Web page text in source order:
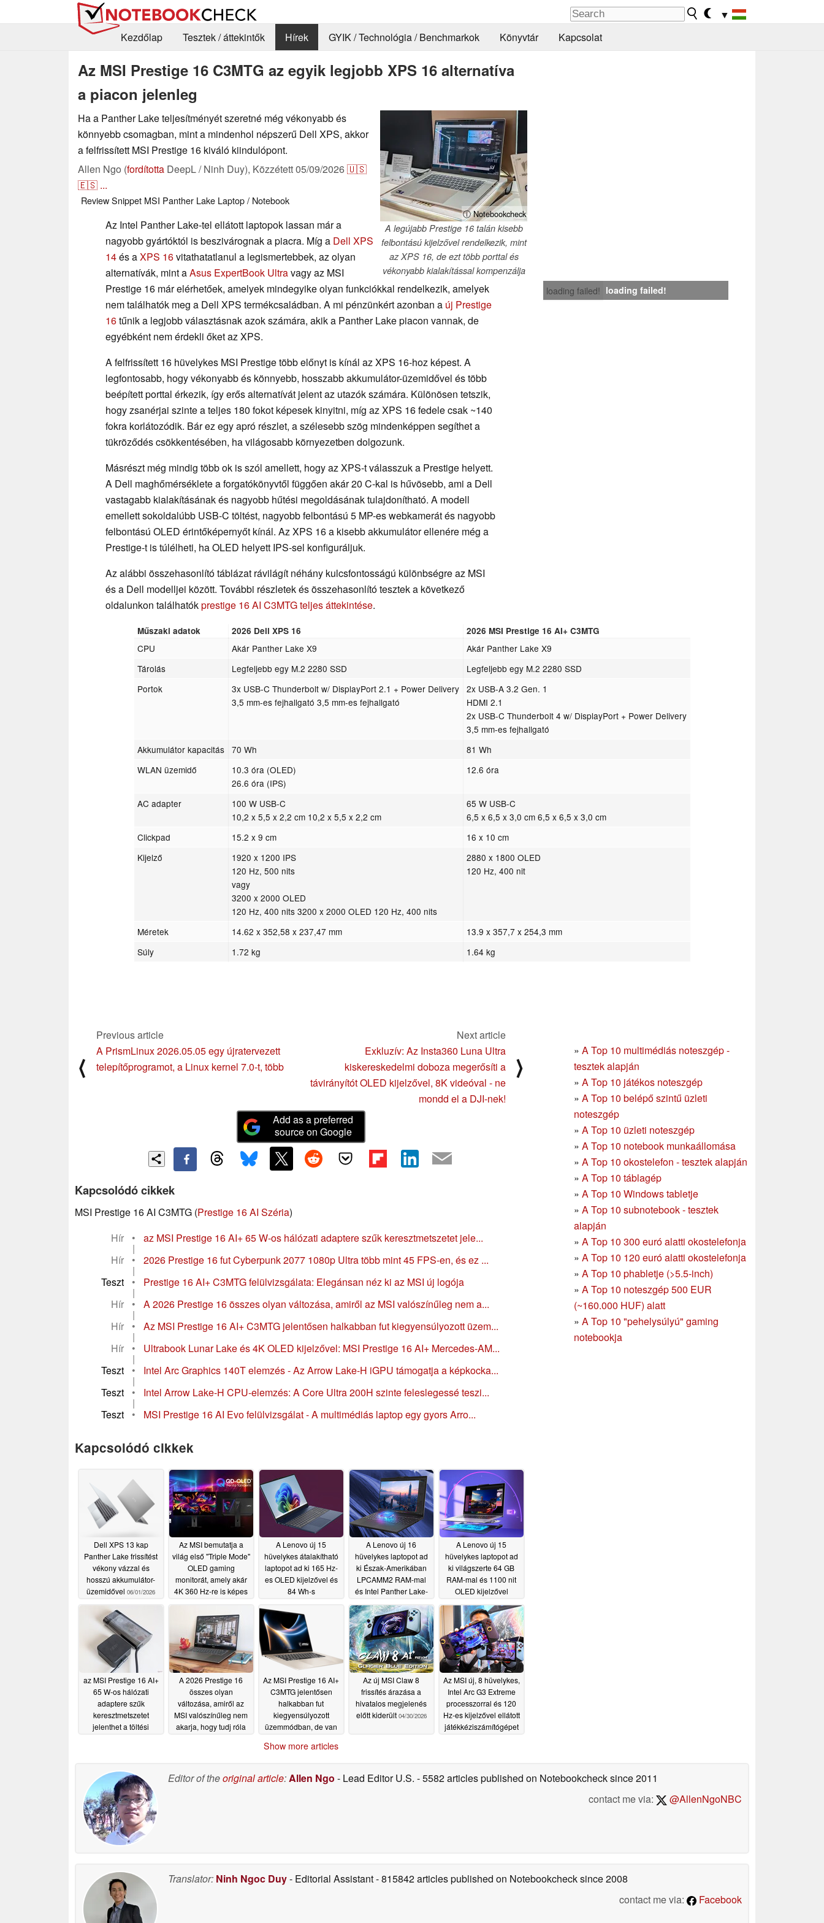
▼
Kezdőlap
Tesztek / áttekintők Hírek GYIK / Technológia / Benchmarkok Könyvtár Kapcsolat
Az MSI Prestige 16 C3MTG az egyik legjobb XPS 16 alternatíva
a piacon jelenleg
ⓘ Notebookcheck
A legújabb Prestige 16 talán kisebb
felbontású kijelzővel rendelkezik, mint
az XPS 16, de ezt több porttal és
vékonyabb kialakítással kompenzálja
Ha a Panther Lake teljesítményét szeretné még vékonyabb és
könnyebb csomagban, mint a mindenhol népszerű Dell XPS, akkor
a felfrissített MSI Prestige 16 kiváló kiindulópont.
Allen Ngo (fordította DeepL / Ninh Duy), Közzétett05/09/2026🇺🇸
🇪🇸 ...
Review Snippet MSI Panther Lake Laptop / Notebook
loading failed! loading failed!
Az Intel Panther Lake-tel ellátott laptopok lassan már a
nagyobb gyártóktól is beszivárognak a piacra. Míg a Dell XPS
14és aXPS 16vitathatatlanul a legismertebbek, az olyan
alternatívák, mint aAsus ExpertBook Ultravagy az MSI
Prestige 16 már elérhetőek, amelyek mindegyike olyan funkciókkal rendelkezik, amelyek
nem találhatók meg a Dell XPS termékcsaládban. A mi pénzünkért azonban a új Prestige
16tűnik a legjobb választásnak azok számára, akik a Panther Lake piacon vannak, de
egyébként nem érdekli őket az XPS.
A felfrissített 16 hüvelykes MSI Prestige több előnyt is kínál az XPS 16-hoz képest. A
legfontosabb, hogy vékonyabb és könnyebb, hosszabb akkumulátor-üzemidővel és több
beépített porttal érkezik, így erős alternatívát jelent az utazók számára. Különösen tetszik,
hogy zsanérjai szinte a teljes 180 fokot képesek kinyitni, míg az XPS 16 fedele csak ~140
fokra korlátozódik. Bár ez egy apró részlet, a szélesebb szög mindenképpen segíthet a
tükröződés csökkentésében, ha világosabb környezetben dolgozunk.
Másrészt még mindig több ok is szól amellett, hogy az XPS-t válasszuk a Prestige helyett.
A Dell maghőmérséklete a forgatókönyvtől függően akár 20 C-kal is hűvösebb, ami a Dell
vastagabb kialakításának és nagyobb hűtési megoldásának tulajdonítható. A modell
emellett sokoldalúbb USB-C töltést, nagyobb felbontású 5 MP-es webkamerát és nagyobb
felbontású OLED érintőképernyőt kínál. Az XPS 16 a kisebb akkumulátor ellenére még a
Prestige-t is túlélheti, ha OLED helyett IPS-sel konfiguráljuk.
Az alábbi összehasonlító táblázat rávilágít néhány kulcsfontosságú különbségre az MSI
és a Dell modelljei között. További részletek és összehasonlító tesztek a következő
oldalunkon találhatókprestige 16 AI C3MTG teljes áttekintése.
Műszaki adatok 2026 Dell XPS 16 2026 MSI Prestige 16 AI+ C3MTG
CPU Akár Panther Lake X9
Akár Panther Lake X9
Tárolás
Legfeljebb egy M.2 2280 SSD
Legfeljebb egy M.2 2280 SSD
Portok
3x USB-C Thunderbolt w/ DisplayPort 2.1 + Power Delivery
3,5 mm-es fejhallgató 3,5 mm-es fejhallgató
2x USB-A 3.2 Gen. 1
HDMI 2.1
2x USB-C Thunderbolt 4 w/ DisplayPort + Power Delivery
3,5 mm-es fejhallgató
Akkumulátor kapacitás
70 Wh
81 Wh
WLAN üzemidő
10.3 óra (OLED)
26.6 óra (IPS)
12.6 óra
AC adapter
100 W USB-C
10,2 x 5,5 x 2,2 cm 10,2 x 5,5 x 2,2 cm
65 W USB-C
6,5 x 6,5 x 3,0 cm 6,5 x 6,5 x 3,0 cm
Clickpad
15.2 x 9 cm
16 x 10 cm
Kijelző
1920 x 1200 IPS
120 Hz, 500 nits
vagy
3200 x 2000 OLED
120 Hz, 400 nits 3200 x 2000 OLED 120 Hz, 400 nits
2880 x 1800 OLED
120 Hz, 400 nit
Méretek 14.62 x 352,58 x 237,47 mm
13.9 x 357,7 x 254,3 mm
Súly
1.72 kg 1.64 kg
» A Top 10 multimédiás noteszgép -
tesztek alapján
» A Top 10 játékos noteszgép
» A Top 10 belépő szintű üzleti
noteszgép
» A Top 10 üzleti noteszgép
» A Top 10 notebook munkaállomása
» A Top 10 okostelefon - tesztek alapján
» A Top 10 táblagép
» A Top 10 Windows tabletje
» A Top 10 subnotebook - tesztek
alapján
» A Top 10 300 euró alatti okostelefonja
» A Top 10 120 euró alatti okostelefonja
» A Top 10 phabletje (>5.5-inch)
» A Top 10 noteszgép 500 EUR
(~160.000 HUF) alatt
» A Top 10 "pehelysúlyú" gaming
notebookja
⟨
Previous article
A PrismLinux 2026.05.05 egy újratervezett
telepítőprogramot, a Linux kernel 7.0-t, több
Next article
Exkluzív: Az Insta360 Luna Ultra
kiskereskedelmi doboza megerősíti a
távirányítót OLED kijelzővel, 8K videóval - ne
mondd el a DJI-nek!
⟩
Add as a preferred
source on Google
Kapcsolódó cikkek
MSI Prestige 16 AI C3MTG (Prestige 16 AI Széria)
Hír
• az MSI Prestige 16 AI+ 65 W-os hálózati adaptere szűk keresztmetszetet jele...
|
Hír
• 2026 Prestige 16 fut Cyberpunk 2077 1080p Ultra több mint 45 FPS-en, és ez ...
|
Teszt
• Prestige 16 AI+ C3MTG felülvizsgálata: Elegánsan néz ki az MSI új logója
|
Hír
• A 2026 Prestige 16 összes olyan változása, amiről az MSI valószínűleg nem a...
|
Hír
• Az MSI Prestige 16 AI+ C3MTG jelentősen halkabban fut kiegyensúlyozott üzem...
|
Hír
• Ultrabook Lunar Lake és 4K OLED kijelzővel: MSI Prestige 16 AI+ Mercedes-AM...
|
Teszt
• Intel Arc Graphics 140T elemzés - Az Arrow Lake-H iGPU támogatja a képkocka...
|
Teszt
• Intel Arrow Lake-H CPU-elemzés: A Core Ultra 200H szinte feleslegessé teszi...
|
Teszt
• MSI Prestige 16 AI Evo felülvizsgálat - A multimédiás laptop egy gyors Arro...
Kapcsolódó cikkek
Dell XPS 13 kap
Panther Lake frissítést
vékony vázzal és
hosszú akkumulátor-
üzemidővel 06/01/2026
Az MSI bemutatja a
világ első "Triple Mode"
OLED gaming
monitorát, amely akár
4K 360 Hz-re is képes
A Lenovo új 15
hüvelykes átalakítható
laptopot ad ki 165 Hz-
es OLED kijelzővel és
84 Wh-s
05/13/2026
A Lenovo új 16
hüvelykes laptopot ad
ki Észak-Amerikában
LPCAMM2 RAM-mal
és Intel Panther Lake-
05/13/2026
A Lenovo új 15
hüvelykes laptopot ad
ki világszerte 64 GB
RAM-mal és 1100 nit
OLED kijelzővel
05/13/2026
az MSI Prestige 16 AI+
65 W-os hálózati
adaptere szűk
keresztmetszetet
jelenthet a töltési
A 2026 Prestige 16
összes olyan
változása, amiről az
MSI valószínűleg nem
akarja, hogy tudj róla
Az MSI Prestige 16 AI+
C3MTG jelentősen
halkabban fut
kiegyensúlyozott
üzemmódban, de van
Az új MSI Claw 8
frissítés árazása a
hivatalos megjelenés
előtt kiderült 04/30/2026
Az MSI új, 8 hüvelykes,
Intel Arc G3 Extreme
processzorral és 120
Hz-es kijelzővel ellátott
játékkéziszámítógépet
Show more articles
Editor of theoriginal article:Allen Ngo - Lead Editor U.S. - 5582 articles published on Notebookchecksince 2011
contact me via:
@AllenNgoNBC
Translator: Ninh Ngoc Duy- Editorial Assistant- 815842 articles published on Notebookchecksince 2008
contact me via:
Facebook